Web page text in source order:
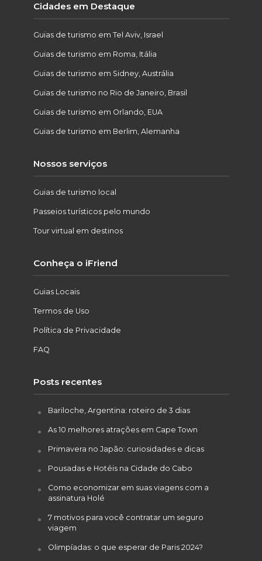
Cidades em Destaque
Guias de turismo em Tel Aviv, Israel
Guias de turismo em Roma, Itália
Guias de turismo em Sidney, Austrália
Guias de turismo no Rio de Janeiro, Brasil
Guias de turismo em Orlando, EUA
Guias de turismo em Berlim, Alemanha
Nossos serviços
Guias de turismo local
Passeios turísticos pelo mundo
Tour virtual em destinos
Conheça o iFriend
Guias Locais
Termos de Uso
Política de Privacidade
FAQ
Posts recentes
Bariloche, Argentina: roteiro de 3 dias
As 10 melhores atrações em Cape Town
Primavera no Japão: curiosidades e dicas
Pousadas e Hotéis na Cidade do Cabo
Como economizar em suas viagens com a
assinatura Holé
7 motivos para você contratar um seguro
viagem
Olimpíadas: o que esperar de Paris 2024?